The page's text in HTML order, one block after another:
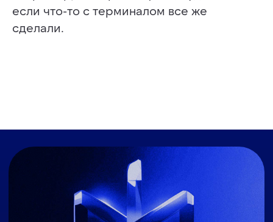
если что-то с терминалом все же
сделали.